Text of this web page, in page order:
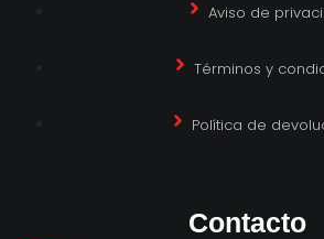
Aviso de
Términos y
Política de
Contacto